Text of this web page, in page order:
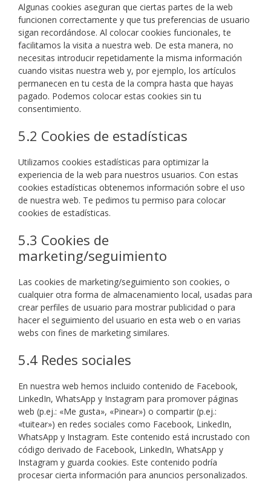
Algunas cookies aseguran que ciertas partes de la web
funcionen correctamente y que tus preferencias de usuario
sigan recordándose. Al colocar cookies funcionales, te
facilitamos la visita a nuestra web. De esta manera, no
necesitas introducir repetidamente la misma información
cuando visitas nuestra web y, por ejemplo, los artículos
permanecen en tu cesta de la compra hasta que hayas
pagado. Podemos colocar estas cookies sin tu
consentimiento.
5.2 Cookies de estadísticas
Utilizamos cookies estadísticas para optimizar la
experiencia de la web para nuestros usuarios. Con estas
cookies estadísticas obtenemos información sobre el uso
de nuestra web. Te pedimos tu permiso para colocar
cookies de estadísticas.
5.3 Cookies de
marketing/seguimiento
Las cookies de marketing/seguimiento son cookies, o
cualquier otra forma de almacenamiento local, usadas para
crear perfiles de usuario para mostrar publicidad o para
hacer el seguimiento del usuario en esta web o en varias
webs con fines de marketing similares.
5.4 Redes sociales
En nuestra web hemos incluido contenido de Facebook,
LinkedIn, WhatsApp y Instagram para promover páginas
web (p.ej.: «Me gusta», «Pinear») o compartir (p.ej.:
«tuitear») en redes sociales como Facebook, LinkedIn,
WhatsApp y Instagram. Este contenido está incrustado con
código derivado de Facebook, LinkedIn, WhatsApp y
Instagram y guarda cookies. Este contenido podría
procesar cierta información para anuncios personalizados.